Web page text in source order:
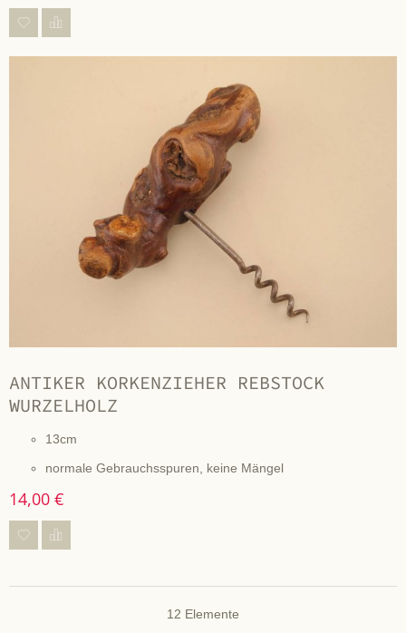
ANTIKER KORKENZIEHER REBSTOCK
WURZELHOLZ
13cm
normale Gebrauchsspuren, keine Mängel
14,00 €
12 Elemente